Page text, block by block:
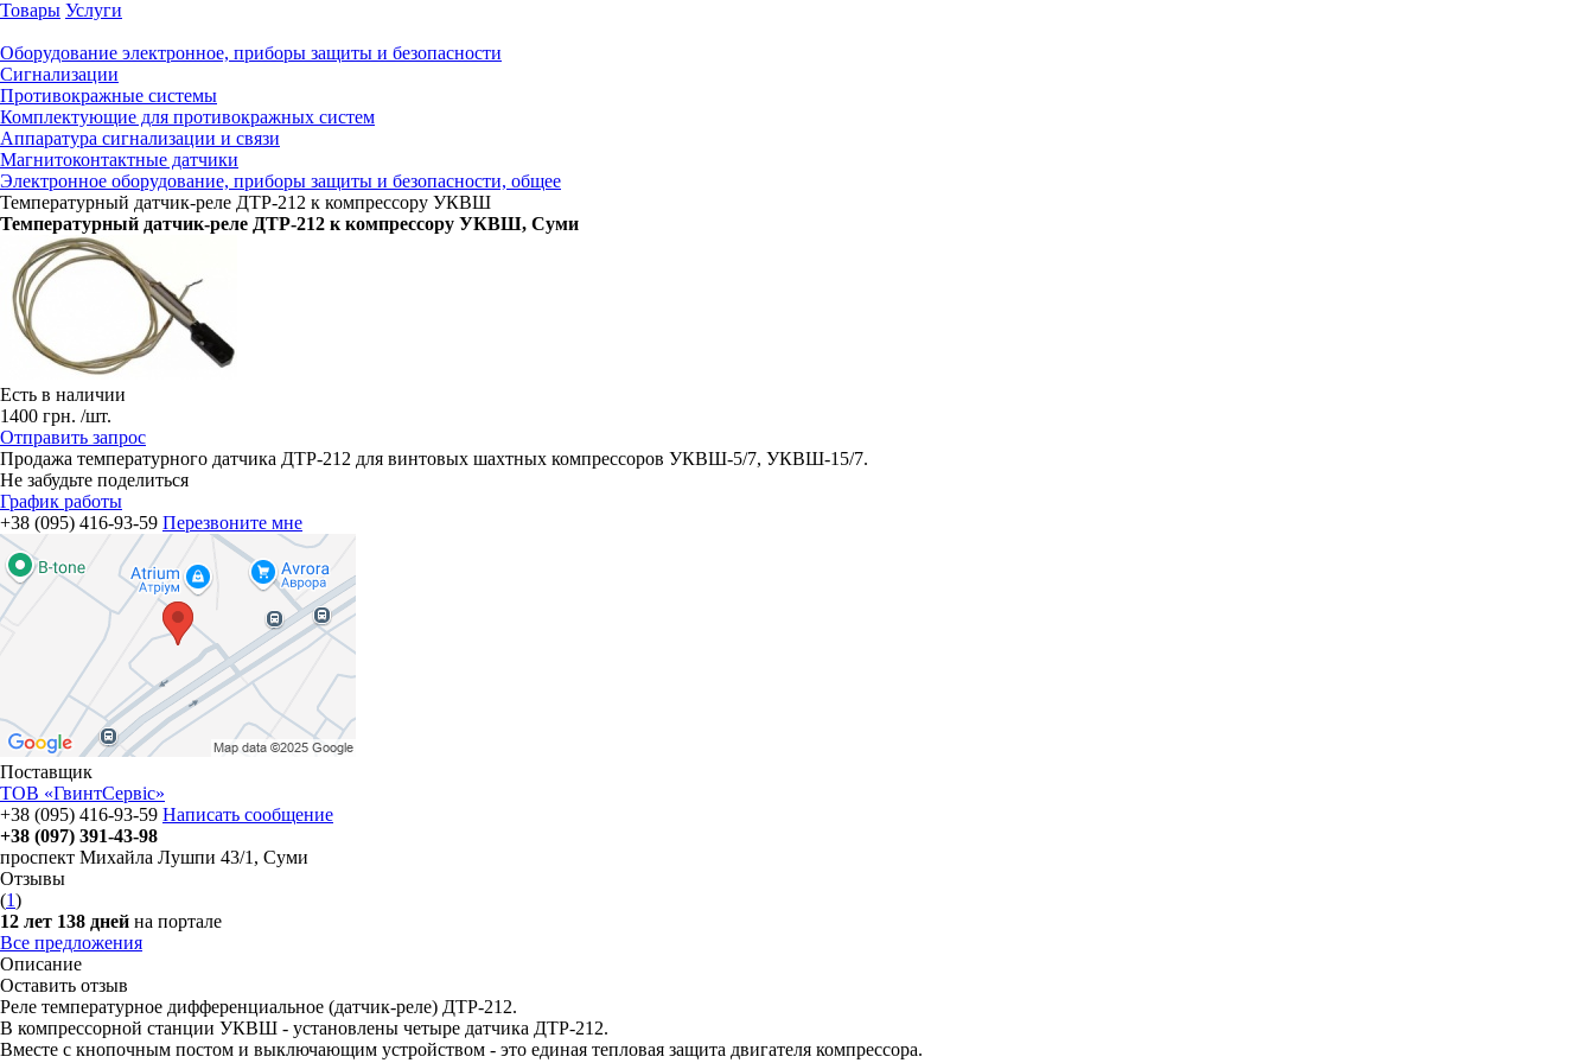
Товары Услуги
Оборудование электронное, приборы защиты и безопасности
Сигнализации
Противокражные системы
Комплектующие для противокражных систем
Аппаратура сигнализации и связи
Магнитоконтактные датчики
Электронное оборудование, приборы защиты и безопасности, общее
Температурный датчик-реле ДТР-212 к компрессору УКВШ
Температурный датчик-реле ДТР-212 к компрессору УКВШ, Суми
Есть в наличии
1400 грн. /шт.
Отправить запрос
Продажа температурного датчика ДТР-212 для винтовых шахтных компрессоров УКВШ-5/7, УКВШ-15/7.
Не забудьте поделиться
График работы
+38 (095) 416-93-59 Перезвоните мне
Поставщик
ТОВ «ГвинтСервіс»
+38 (095) 416-93-59 Написать сообщение
+38 (097) 391-43-98
проспект Михайла Лушпи 43/1 , Суми
Отзывы
(1)
12 лет 138 дней на портале
Все предложения
Описание
Оставить отзыв
Реле температурное дифференциальное (датчик-реле) ДТР-212.
В компрессорной станции УКВШ - установлены четыре датчика ДТР-212.
Вместе с кнопочным постом и выключающим устройством - это единая тепловая защита двигателя компрессора.